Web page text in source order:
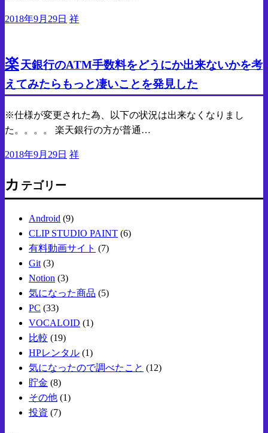
投
2018年9月29日 祥
楽天銀行のATM手数料をどうにか出来ないかを考
えてみたらもっと凄いことを発見した
※仕様が変更された為、以下の状況は出来なくなりまし
た。。。。 楽天銀行の方が普通…
投
日:
2018年9月29日 祥
カ テゴリー
Android (9)
CLIP STUDIO PAINT (6)
有料動画サイト (7)
Git (3)
Notion (3)
気になった商品 (5)
PC (33)
VOCALOID (1)
比較 (19)
HPレンタル (1)
気になったので調べたこと (12)
貯金 (8)
その他 (1)
投資 (7)